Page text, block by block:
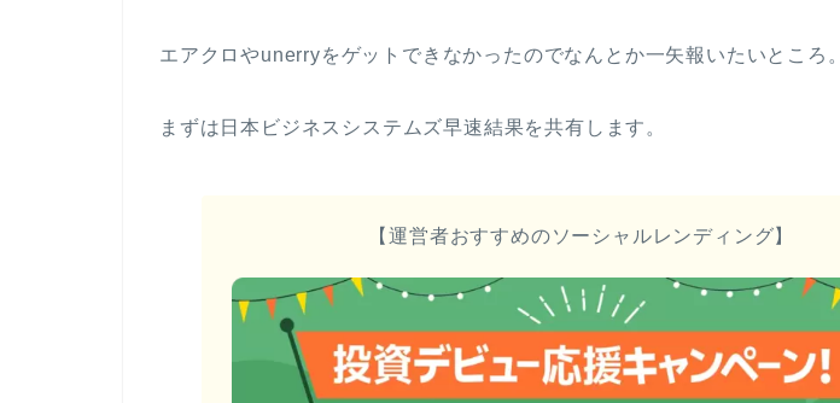
エアクロやunerryをゲットできなかったのでなんとか一矢報いたいところ。
まずは日本ビジネスシステムズ早速結果を共有します。
【運営者おすすめのソーシャルレンディング】